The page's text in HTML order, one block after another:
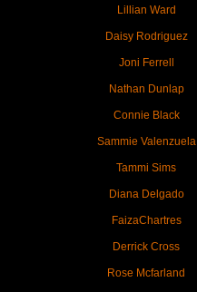
Lillian Ward
Daisy Rodriguez
Joni Ferrell
Nathan Dunlap
Connie Black
Sammie Valenzuela
Tammi Sims
Diana Delgado
FaizaChartres
Derrick Cross
Rose Mcfarland